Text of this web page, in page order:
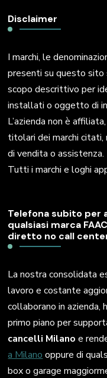
Disclaimer
I marchi, le
presenti su questo
scopo descrittivo per
installati o oggetto di
L’azienda non è
titolari dei marchi
di vendita o assistenza.
Tutti i marchi e loghi
Telefona subito per
qualsiasi marca
diretto no call
La nostra consolidata
lavoro e costante
collaborano in azienda,
primo piano per
cancelli Milano e
a Milano oppure di
box o garage